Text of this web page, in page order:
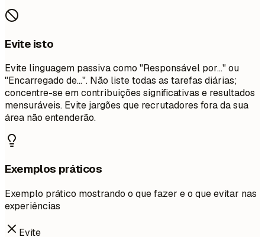
Evite isto
Evite linguagem passiva como "Responsável por..." ou
"Encarregado de...". Não liste todas as tarefas diárias;
concentre-se em contribuições significativas e resultados
mensuráveis. Evite jargões que recrutadores fora da sua
área não entenderão.
Exemplos práticos
Exemplo prático mostrando o que fazer e o que evitar nas
experiências
Evite